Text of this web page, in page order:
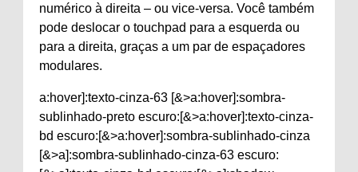
numérico à direita – ou vice-versa. Você também
pode deslocar o touchpad para a esquerda ou
para a direita, graças a um par de espaçadores
modulares.
a:hover]:texto-cinza-63 [&>a:hover]:sombra-
sublinhado-preto escuro:[&>a:hover]:texto-cinza-
bd escuro:[&>a:hover]:sombra-sublinhado-cinza
[&>a]:sombra-sublinhado-cinza-63 escuro: